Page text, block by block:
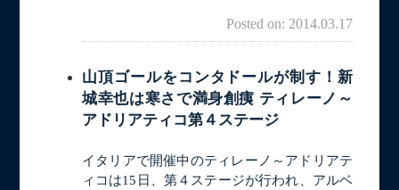
Posted on: 2014.03.17
山頂ゴールをコンタドールが制す！新
城幸也は寒さで満身創痍 ティレーノ～
アドリアティコ第４ステージ
イタリアで開催中のティレーノ～アドリアテ
ィコは15日、第４ステージが行われ、アルベ